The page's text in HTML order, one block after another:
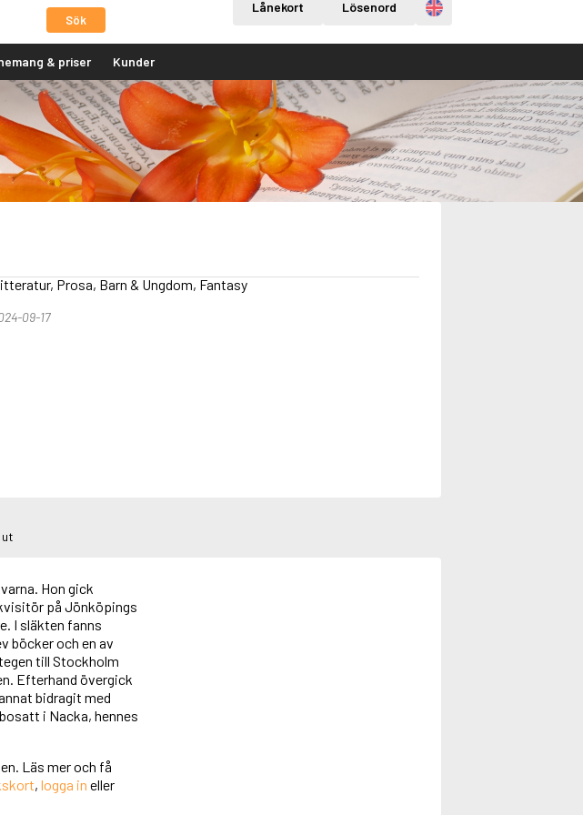
Sök
Lånekort Lösenord Engelska
& priser Kunder
Prosa, Barn & Ungdom, Fantasy
09-17
ut
Hon gick
på Jönköpings
I släkten fanns
böcker och en av
till Stockholm
Efterhand övergick
bidragit med
i Nacka, hennes
Läs mer och få
, logga in eller